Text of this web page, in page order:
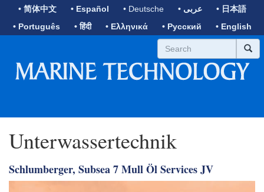
• 简体中文 • Español • Deutsche • عربى
• 日本語
• Português
• हिंदी • Ελληνικά • Русский • English
Unterwassertechnik
Schlumberger, Subsea 7 Mull Öl Services JV